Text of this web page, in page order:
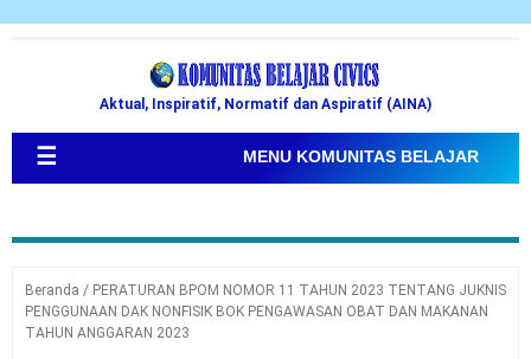
Aktual, Inspiratif, Normatif dan Aspiratif (AINA)
☰ MENU KOMUNITAS BELAJAR
Beranda / PERATURAN BPOM NOMOR 11 TAHUN 2023 TENTANG JUKNIS
PENGGUNAAN DAK NONFISIK BOK PENGAWASAN OBAT DAN MAKANAN
TAHUN ANGGARAN 2023